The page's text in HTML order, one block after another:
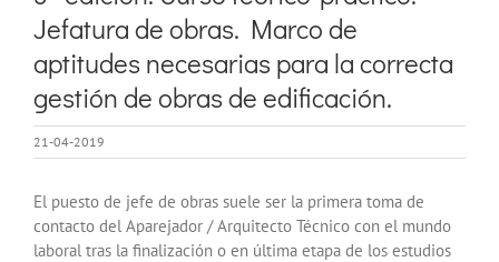
grande
Jefatura de obras. Marco de
aptitudes necesarias para la correcta
gestión de obras de edificación.
21-04-2019
El puesto de jefe de obras suele ser la primera toma de
contacto del Aparejador / Arquitecto Técnico con el mundo
laboral tras la finalización o en última etapa de los estudios